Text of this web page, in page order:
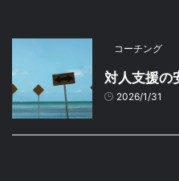
コーチング
対人支援の
2026/1/31